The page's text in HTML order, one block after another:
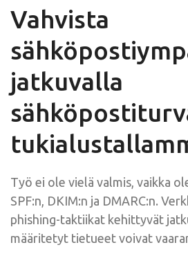
Vahvista
jatkuvalla
Työ ei ole vielä valmis, vaikka
SPF:n, DKIM:n ja DMARC:n.
phishing-taktiikat kehittyvät
määritetyt tietueet voivat